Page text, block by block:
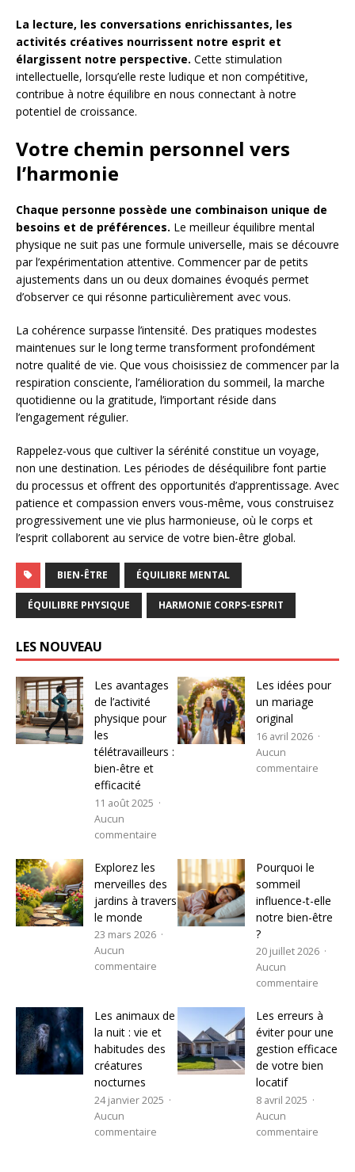
La lecture, les conversations enrichissantes, les
activités créatives nourrissent notre esprit et
élargissent notre perspective. Cette stimulation
intellectuelle, lorsqu’elle reste ludique et non compétitive,
contribue à notre équilibre en nous connectant à notre
potentiel de croissance.
Votre chemin personnel vers
l’harmonie
Chaque personne possède une combinaison unique de
besoins et de préférences. Le meilleur équilibre mental
physique ne suit pas une formule universelle, mais se découvre
par l’expérimentation attentive. Commencer par de petits
ajustements dans un ou deux domaines évoqués permet
d’observer ce qui résonne particulièrement avec vous.
La cohérence surpasse l’intensité. Des pratiques modestes
maintenues sur le long terme transforment profondément
notre qualité de vie. Que vous choisissiez de commencer par la
respiration consciente, l’amélioration du sommeil, la marche
quotidienne ou la gratitude, l’important réside dans
l’engagement régulier.
Rappelez-vous que cultiver la sérénité constitue un voyage,
non une destination. Les périodes de déséquilibre font partie
du processus et offrent des opportunités d’apprentissage. Avec
patience et compassion envers vous-même, vous construisez
progressivement une vie plus harmonieuse, où le corps et
l’esprit collaborent au service de votre bien-être global.
BIEN-ÊTRE ÉQUILIBRE MENTAL
ÉQUILIBRE PHYSIQUE HARMONIE CORPS-ESPRIT
LES NOUVEAU
Les avantages
de l’activité
physique pour
les
télétravailleurs :
bien-être et
efficacité
11 août 2025
Aucun
commentaire
Les idées pour
un mariage
original
16 avril 2026
Aucun
commentaire
Explorez les
merveilles des
jardins à travers
le monde
23 mars 2026
Aucun
commentaire
Pourquoi le
sommeil
influence-t-elle
notre bien-être
?
20 juillet 2026
Aucun
commentaire
Les animaux de
la nuit : vie et
habitudes des
créatures
nocturnes
24 janvier 2025
Aucun
commentaire
Les erreurs à
éviter pour une
gestion efficace
de votre bien
locatif
8 avril 2025
Aucun
commentaire